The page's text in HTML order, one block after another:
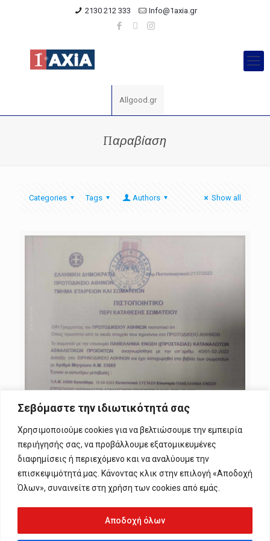
Σεβόμαστε την ιδιωτικότητά σας
Χρησιμοποιούμε cookies για να βελτιώσουμε την εμπειρία
περιήγησής σας, να προβάλλουμε εξατομικευμένες
διαφημίσεις ή περιεχόμενο και να αναλύουμε την
επισκεψιμότητά μας. Κάνοντας κλικ στην επιλογή «Αποδοχή
Όλων», συναινείτε στη χρήση των cookies από εμάς.
Αποδοχή όλων
2130 212 333 Info@1axia.gr
Allgood.gr
Παραβίαση
Categories Tags Authors Show all
vasilis Mountakis at 15 Φεβρουαρίου, 2024
Πανελλήνια Ένωση Καταναλωτών
Ασφαλιστικών Προϊόντων».Π.Ε.Κ.Α.Π
0 0 Read more